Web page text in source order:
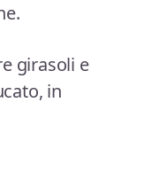
girasoli e
in